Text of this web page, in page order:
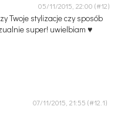
05/11/2015, 22:00
Twoje stylizacje czy sposób
super! uwielbiam ♥
07/11/2015, 21:55